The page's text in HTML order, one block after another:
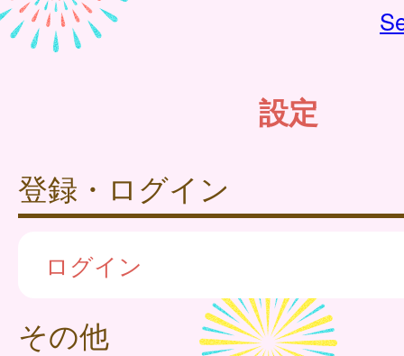
設定
登録・ログイン
ログイン
その他